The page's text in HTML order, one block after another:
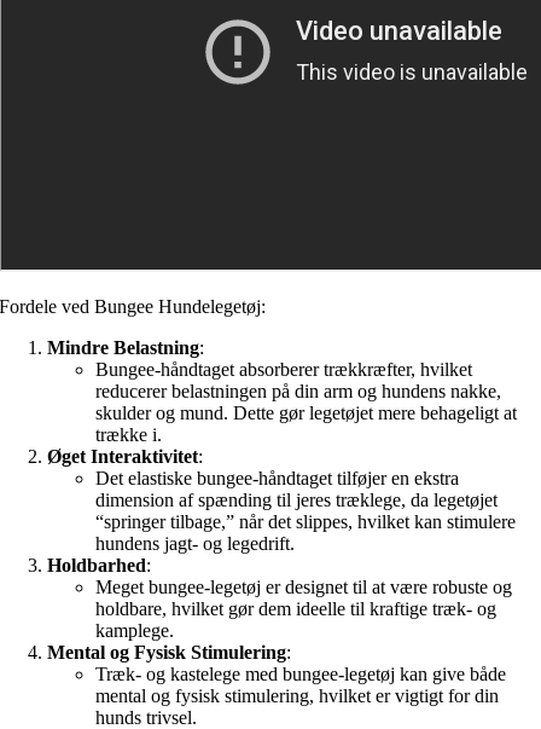
Fordele ved Bungee Hundelegetøj:
Mindre Belastning:
Bungee-håndtaget absorberer trækkræfter, hvilket
reducerer belastningen på din arm og hundens nakke,
skulder og mund. Dette gør legetøjet mere behageligt at
trække i.
Øget Interaktivitet:
Det elastiske bungee-håndtaget tilføjer en ekstra
dimension af spænding til jeres træklege, da legetøjet
“springer tilbage,” når det slippes, hvilket kan stimulere
hundens jagt- og legedrift.
Holdbarhed:
Meget bungee-legetøj er designet til at være robuste og
holdbare, hvilket gør dem ideelle til kraftige træk- og
kamplege.
Mental og Fysisk Stimulering:
Træk- og kastelege med bungee-legetøj kan give både
mental og fysisk stimulering, hvilket er vigtigt for din
hunds trivsel.